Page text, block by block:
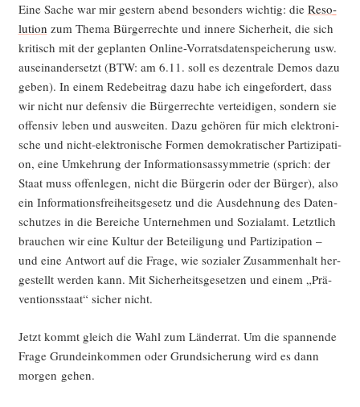
Eine Sache war mir ges­tern abend beson­ders wich­tig: die Reso­
lu­ti­on zum The­ma Bür­ger­rech­te und inne­re Sicher­heit, die sich
kri­tisch mit der geplan­ten Online-Vor­rats­da­ten­spei­che­rung usw.
aus­ein­an­der­setzt (BTW: am 6.11. soll es dezen­tra­le Demos dazu
geben). In einem Rede­bei­trag dazu habe ich ein­ge­for­dert, dass
wir nicht nur defen­siv die Bür­ger­rech­te ver­tei­di­gen, son­dern sie
offen­siv leben und aus­wei­ten. Dazu gehö­ren für mich elek­tro­ni­
sche und nicht-elek­tro­ni­sche For­men demo­kra­ti­scher Par­ti­zi­pa­ti­
on, eine Umkeh­rung der Infor­ma­ti­ons­as­sym­me­trie (sprich: der
Staat muss offen­le­gen, nicht die Bür­ge­rin oder der Bür­ger), also
ein Infor­ma­ti­ons­frei­heits­ge­setz und die Aus­deh­nung des Daten­
schut­zes in die Berei­che Unter­neh­men und Sozi­al­amt. Letzt­lich
brau­chen wir eine Kul­tur der Betei­li­gung und Par­ti­zi­pa­ti­on –
und eine Ant­wort auf die Fra­ge, wie sozia­ler Zusam­men­halt her­
ge­stellt wer­den kann. Mit Sicher­heits­ge­set­zen und einem „Prä­
ven­ti­ons­staat“ sicher nicht.
Jetzt kommt gleich die Wahl zum Län­der­rat. Um die span­nen­de
Fra­ge Grund­ein­kom­men oder Grund­si­che­rung wird es dann
mor­gen gehen.